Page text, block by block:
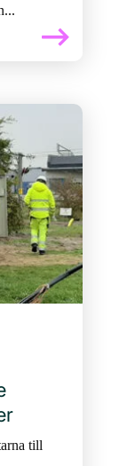
till